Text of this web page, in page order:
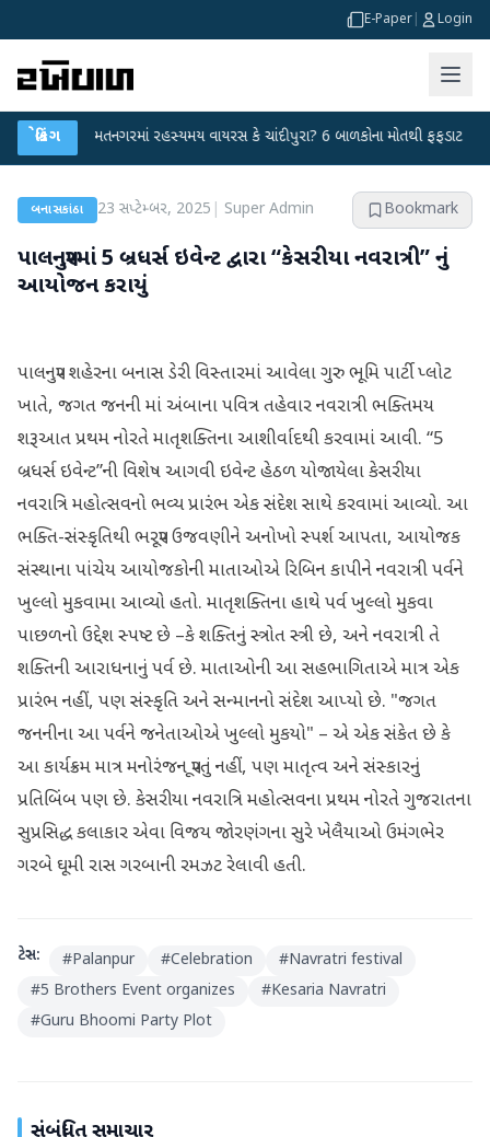
E-Paper Login
બ્રેકિંગ
હિંમતનગરમાં રહસ્યમય વાયરસ કે ચાંદીપુરા? 6 બાળકોના મોતથી ફફડાટ ●
બનાસકાંઠા 23 સપ્ટેમ્બર, 2025 Super Admin Bookmark
પાલનપુરમાં 5 બ્રધર્સ ઇવેન્ટ દ્વારા “કેસરીયા નવરાત્રી” નું
આયોજન કરાયું
પાલનપુર શહેરના બનાસ ડેરી વિસ્તારમાં આવેલા ગુરુ ભૂમિ પાર્ટી પ્લોટ
ખાતે, જગત જનની માં અંબાના પવિત્ર તહેવાર નવરાત્રી ભક્તિમય
શરૂઆત પ્રથમ નોરતે માતૃશક્તિના આશીર્વાદથી કરવામાં આવી. “5
બ્રધર્સ ઇવેન્ટ”ની વિશેષ આગવી ઇવેન્ટ હેઠળ યોજાયેલા કેસરીયા
નવરાત્રિ મહોત્સવનો ભવ્ય પ્રારંભ એક સંદેશ સાથે કરવામાં આવ્યો. આ
ભક્તિ-સંસ્કૃતિથી ભરપૂર ઉજવણીને અનોખો સ્પર્શ આપતા, આયોજક
સંસ્થાના પાંચેય આયોજકોની માતાઓએ રિબિન કાપીને નવરાત્રી પર્વને
ખુલ્લો મુકવામા આવ્યો હતો. માતૃશક્તિના હાથે પર્વ ખુલ્લો મુકવા
પાછળનો ઉદ્દેશ સ્પષ્ટ છે –કે શક્તિનું સ્ત્રોત સ્ત્રી છે, અને નવરાત્રી તે
શક્તિની આરાધનાનું પર્વ છે. માતાઓની આ સહભાગિતાએ માત્ર એક
પ્રારંભ નહીં, પણ સંસ્કૃતિ અને સન્માનનો સંદેશ આપ્યો છે. "જગત
જનનીના આ પર્વને જનેતાઓએ ખુલ્લો મુકયો" – એ એક સંકેત છે કે
આ કાર્યક્રમ માત્ર મનોરંજન પૂરતું નહીં, પણ માતૃત્વ અને સંસ્કારનું
પ્રતિબિંબ પણ છે. કેસરીયા નવરાત્રિ મહોત્સવના પ્રથમ નોરતે ગુજરાતના
સુપ્રસિદ્ધ કલાકાર એવા વિજય જોરણંગના સુરે ખેલૈયાઓ ઉમંગભેર
ગરબે ઘૂમી રાસ ગરબાની રમઝટ રેલાવી હતી.
ટેગ્સ: #Palanpur #Celebration #Navratri festival
#5 Brothers Event organizes #Kesaria Navratri
#Guru Bhoomi Party Plot